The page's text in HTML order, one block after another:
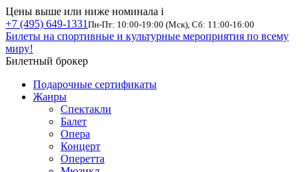
Цены выше или ниже номинала i
+7 (495) 649-1331 Пн-Пт: 10:00-19:00 (Мск), Сб: 11:00-16:00
Билеты на спортивные и культурные мероприятия по всему
миру!
Билетный брокер
Подарочные сертификаты
Жанры
Спектакли
Балет
Опера
Концерт
Оперетта